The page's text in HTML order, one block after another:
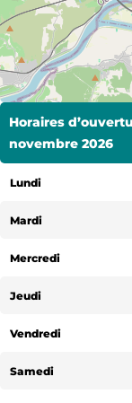
Horaires
novembre 2026
Lundi
Mardi
Mercredi
Jeudi
Vendredi
Samedi
Horaires
décembre 2026
Lundi
Mardi
Mercredi
Jeudi
Vendredi
Samedi
Horaires
décembre 2026
Lundi
Mardi
Mercredi
Jeudi
Vendredi
Samedi